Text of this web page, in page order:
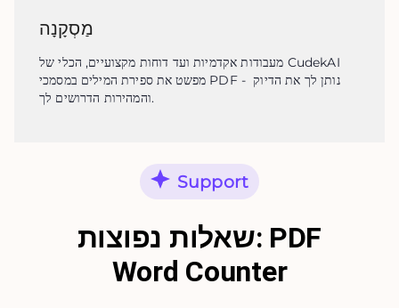
מַסְקָנָה
מעבודות אקדמיות ועד דוחות מקצועיים, הכלי של CudekAI
מפשט את ספירת המילים במסמכי PDF - נותן לך את הדיוק
והמהירות הדרושים לך.
Support
שאלות נפוצות: PDF
Word Counter